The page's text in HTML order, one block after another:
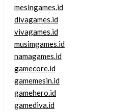
mesingames.id
divagames.id
vivagames.id
musimgames.id
namagames.id
gamecore.id
gamemesin.id
gamehero.id
gamediva.id